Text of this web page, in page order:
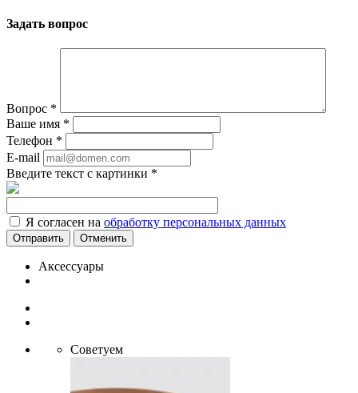
Задать вопрос
Вопрос *
Ваше имя *
Телефон *
E-mail
Введите текст с картинки *
Я согласен на обработку персональных данных
Отменить
Аксессуары
Советуем